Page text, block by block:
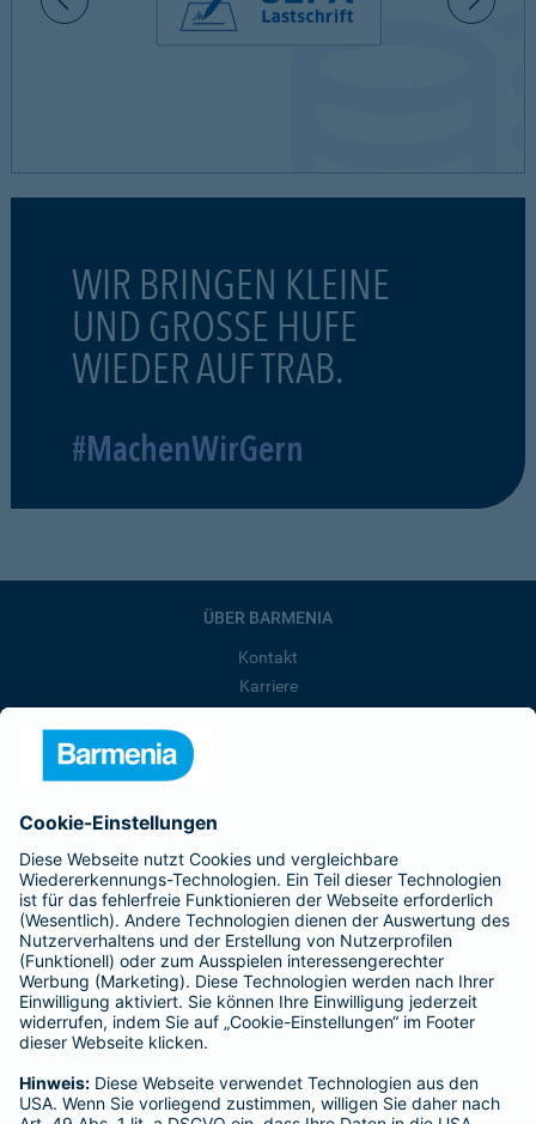
WIR BRINGEN KLEINE
UND GROSSE HUFE
WIEDER AUF TRAB.
#MachenWirGern
ÜBER BARMENIA
Kontakt
Karriere
Barmenia ist Teil der BarmeniaGothaer
BELIEBTE SEITEN
Kranken-Zusatzversicherung
Tierversicherungen
Haftpflichtversicherung
Hausratversicherung
Adresse ändern